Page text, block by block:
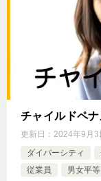
チャイルドペ
更新日： 2024年9月3
ダイバーシティ
従業員
男女平等